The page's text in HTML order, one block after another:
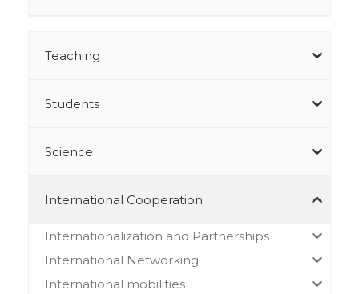
Teaching
Students
Science
International Cooperation
Internationalization and Partnerships
International Networking
International mobilities